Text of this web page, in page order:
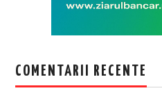
COMENTARII RECENTE